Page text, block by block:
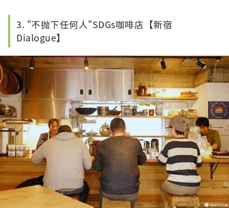
3. "不抛下任何人"SDGs咖啡店【新宿
Dialogue】